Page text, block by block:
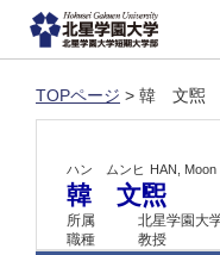
TOPページ > 韓 文煕
ハン ムンヒ HAN, Moon
韓 文煕
所属
北星学園大
職種
教授